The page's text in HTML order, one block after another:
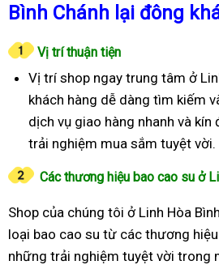
Bình Chánh lại đông
Vị trí thuận tiện
Vị trí shop ngay trung tâm ở
khách hàng dễ dàng tìm kiếm
dịch vụ giao hàng nhanh và
trải nghiệm mua sắm tuyệt vời.
Các thương hiệu bao cao su ở
Shop của chúng tôi ở Linh Hòa
loại bao cao su từ các thương
những trải nghiệm tuyệt vời trong